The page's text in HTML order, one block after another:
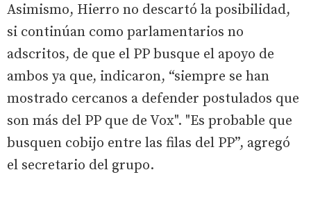
Asimismo, Hierro no descartó la posibilidad,
si continúan como parlamentarios no
adscritos, de que el PP busque el apoyo de
ambos ya que, indicaron, “siempre se han
mostrado cercanos a defender postulados que
son más del PP que de Vox". "Es probable que
busquen cobijo entre las filas del PP”, agregó
el secretario del grupo.